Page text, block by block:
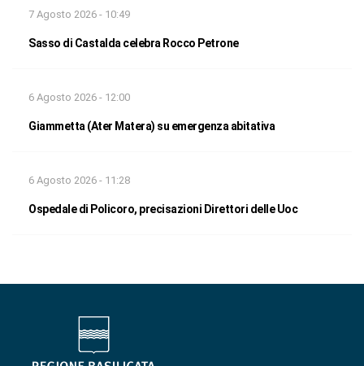
7 Agosto 2026 - 10:49
Sasso di Castalda celebra Rocco Petrone
6 Agosto 2026 - 12:00
Giammetta (Ater Matera) su emergenza abitativa
6 Agosto 2026 - 11:28
Ospedale di Policoro, precisazioni Direttori delle Uoc